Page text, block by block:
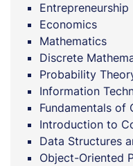
Entrepreneurship
Economics
Mathematics
Discrete
Probability
Information
Fundamentals of
Introduction to
Data Structures
Object-Oriented